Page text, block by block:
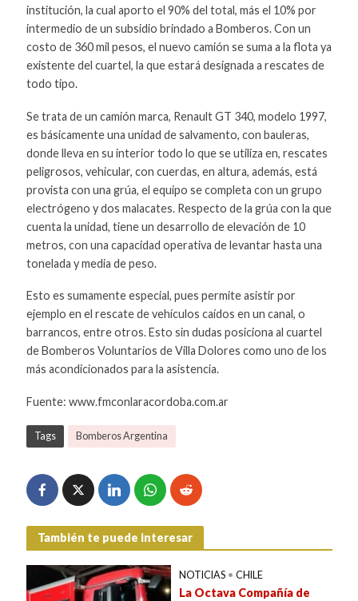
institución, la cual aporto el 90% del total, más el 10% por
intermedio de un subsidio brindado a Bomberos. Con un
costo de 360 mil pesos, el nuevo camión se suma a la flota ya
existente del cuartel, la que estará designada a rescates de
todo tipo.
Se trata de un camión marca, Renault GT 340, modelo 1997,
es básicamente una unidad de salvamento, con bauleras,
donde lleva en su interior todo lo que se utiliza en, rescates
peligrosos, vehicular, con cuerdas, en altura, además, está
provista con una grúa, el equipo se completa con un grupo
electrógeno y dos malacates. Respecto de la grúa con la que
cuenta la unidad, tiene un desarrollo de elevación de 10
metros, con una capacidad operativa de levantar hasta una
tonelada y media de peso.
Esto es sumamente especial, pues permite asistir por
ejemplo en el rescate de vehículos caídos en un canal, o
barrancos, entre otros. Esto sin dudas posiciona al cuartel
de Bomberos Voluntarios de Villa Dolores como uno de los
más acondicionados para la asistencia.
Fuente: www.fmconlaracordoba.com.ar
Tags Bomberos Argentina
También te puede interesar
NOTICIAS • CHILE
La Octava Compañía de